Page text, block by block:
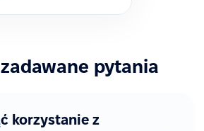
pytania
korzystanie z